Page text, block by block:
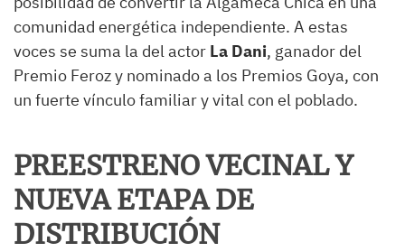
comunidad energética independiente. A estas
voces se suma la del actor La Dani, ganador del
Premio Feroz y nominado a los Premios Goya, con
un fuerte vínculo familiar y vital con el poblado.
PREESTRENO VECINAL Y
NUEVA ETAPA DE
DISTRIBUCIÓN